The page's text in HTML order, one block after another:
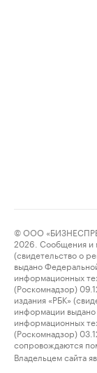
© ООО
2026. Сообщения и
(свидетельство о
выдано
информационных
(Роскомнадзор)
издания «РБК»
информации
информационных
(Роскомнадзор)
сопровождаются
Владельцем сайта